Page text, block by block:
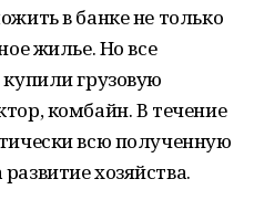
в банке не только
жилье. Но все
грузовую
комбайн. В течение
всю полученную
хозяйства.